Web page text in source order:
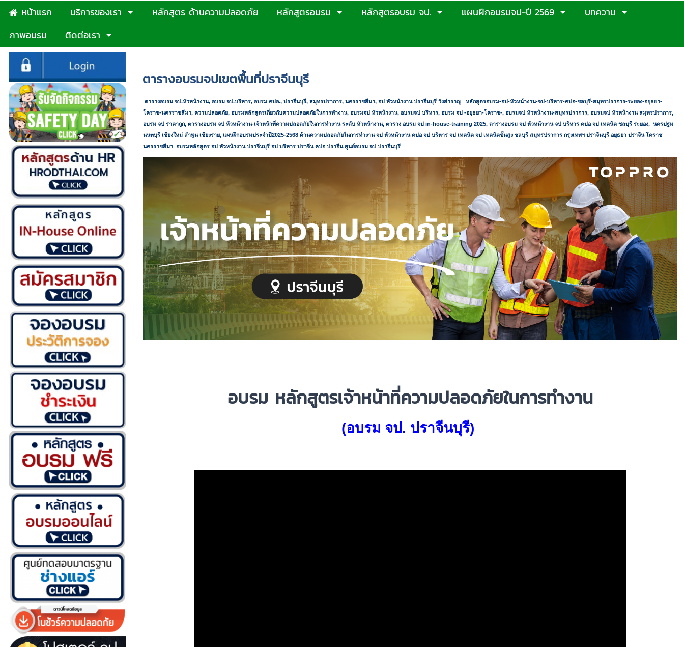
หน้าแรก บริการของเรา หลักสูตร ด้านความปลอดภัย หลักสูตรอบรม หลักสูตรอบรม จป. แผนฝึกอบรมจป-ปี 2569
บทความ
ภาพอบรม
ติดต่อเรา
ตารางอบรมจปเขตพื้นที่ปราจีนบุรี
ตารางอบรม จป.หัวหน้างาน, อบรม จป.บริหาร, อบรม คปอ., ปราจีนบุรี, สมุทรปราการ, นครราชสีมา, จป หัวหน้างาน ปราจีนบุรี วังสำราญ หลักสูตรอบรม-จป-หัวหน้างาน-จป-บริหาร-คปอ-ชลบุรี-สมุทรปราการ-ระยอง-อยุธยา-
โคราช-นครราชสีมา, ความปลอดภัย, อบรมหลักสูตรเกี่ยวกับความปลอดภัยในการทำงาน, อบรมจป หัวหน้างาน, อบรมจป บริหาร, อบรม จป -อยุธยา-โคราช-, อบรมจป หัวหน้างาน-สมุทรปราการ, อบรมจป หัวหน้างาน สมุทรปราการ,
อบรม จป ราคาถูก, ตารางอบรม จป หัวหน้างาน-เจ้าหน้าที่ความปลอดภัยในการทำงาน ระดับ หัวหน้างาน, ตาราง อบรม จป in-house-training 2025, ตารางอบรม จป หัวหน้างาน จป บริหาร คปอ จป เทคนิค ชลบุรี ระยอง, นครปฐม
นนทบุรี เชียงใหม่ ลำพูน เชียงราย, แผนฝึกอบรมประจำปี2025-2568 ด้านความปลอดภัยในการทำงาน จป หัวหน้างาน คปอ จป บริหาร จป เทคนิค จป เทคนิคขั้นสูง ชลบุรี สมุทรปราการ กรุงเทพฯ ปราจีนบุรี อยุธยา ปราจีน โคราช
นครราชสีมา อบรมหลักสูตร จป หัวหน้างาน ปราจีนบุรี จป บริหาร ปราจีน คปอ ปราจีน ศูนย์อบรม จป ปราจีนบุรี
อบรม หลักสูตรเจ้าหน้าที่ความปลอดภัยในการทำงาน
(อบรม จป. ปราจีนบุรี)